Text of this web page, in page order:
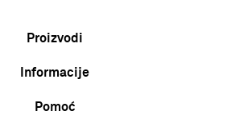
Proizvodi
Muškarci
Žene
Informacije
O nama
Pomoć